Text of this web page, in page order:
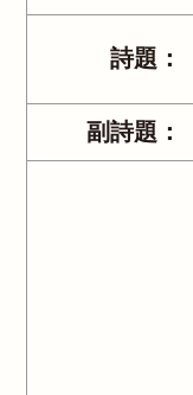
詩題：
副詩題：